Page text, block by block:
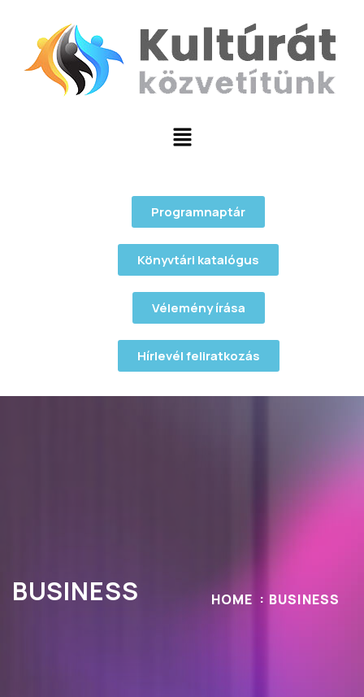
Programnaptár
Könyvtári katalógus
Vélemény írása
Hírlevél feliratkozás
BUSINESS HOME BUSINESS